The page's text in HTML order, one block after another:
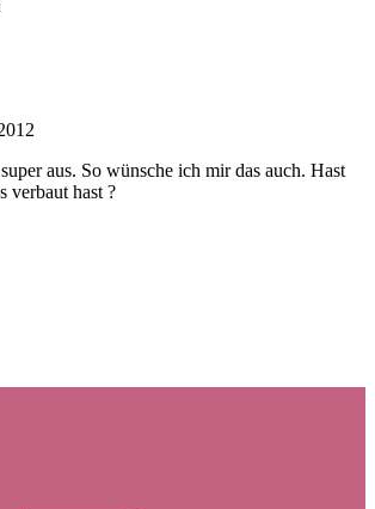
aus. So wünsche ich mir das auch. Hast
verbaut hast ?